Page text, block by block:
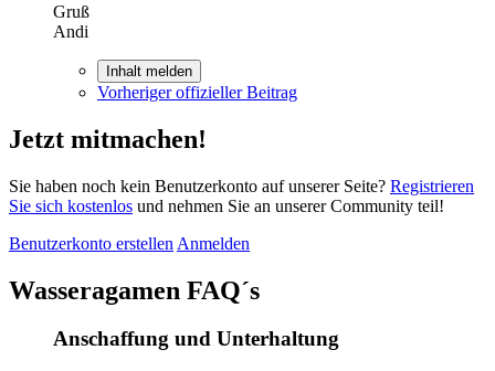
Gruß
Andi
Inhalt melden
Vorheriger offizieller Beitrag
Jetzt mitmachen!
Sie haben noch kein Benutzerkonto auf unserer Seite? Registrieren
Sie sich kostenlos und nehmen Sie an unserer Community teil!
Benutzerkonto erstellen Anmelden
Wasseragamen FAQ´s
Anschaffung und Unterhaltung